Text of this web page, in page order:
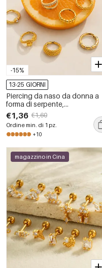
-15%
13-25 GIORNI
Piercing da naso da donna a
forma di serpente,
impermeabile, color oro, con
zirconi.
€1,36 €1,60
Ordine min. di 1 pz.
+10
magazzino in Cina